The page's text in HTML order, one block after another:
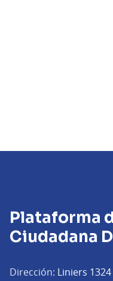
Plataforma
Ciudadana
Dirección: Liniers